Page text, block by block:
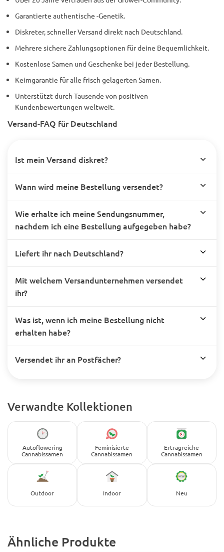
Garantierte authentische -Genetik.
Diskreter, schneller Versand direkt nach Deutschland.
Mehrere sichere Zahlungsoptionen für deine Bequemlichkeit.
Kostenlose Samen und Geschenke bei jeder Bestellung.
Keimgarantie für alle frisch gelagerten Samen.
Unterstützt durch Tausende von positiven
Kundenbewertungen weltweit.
Versand-FAQ für Deutschland
Ist mein Versand diskret?
Wann wird meine Bestellung versendet?
Wie erhalte ich meine Sendungsnummer,
nachdem ich eine Bestellung aufgegeben habe?
Liefert ihr nach Deutschland?
Mit welchem Versandunternehmen versendet
ihr?
Was ist, wenn ich meine Bestellung nicht
erhalten habe?
Versendet ihr an Postfächer?
Verwandte Kollektionen
Autoflowering
Cannabissamen
Feminisierte
Cannabissamen
Ertragreiche
Cannabissamen
Outdoor Indoor Neu
Ähnliche Produkte